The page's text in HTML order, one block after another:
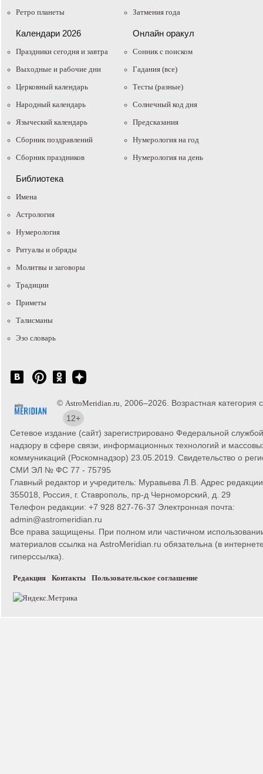
Ретро планеты
Затмения года
Календари 2026
Праздники сегодня и завтра
Выходные и рабочие дни
Церковный календарь
Народный календарь
Языческий календарь
Сборник поздравлений
Сборник праздников
Онлайн оракул
Cонник с поиском
Гадания (все)
Тесты (разные)
Солнечный код дня
Предсказания
Нумерология на год
Нумерология на день
Библиотека
Имена
Астрология
Нумерология
Ритуалы и обряды
Молитвы и заговоры
Традиции
Приметы
Талисманы
Эзо словарь
© AstroMeridian.ru , 2006–2026. Возрастная категория
12+
Сетевое издание (сайт) зарегистрировано Федеральной
надзору в сфере связи, информационных технологий и
коммуникаций (Роскомнадзор) 23.05.2019. Свидетельство о
СМИ ЭЛ № ФС 77 - 75795
Главный редактор и учредитель: Муравьева Л.В. Адрес
355018, Россия, г. Ставрополь, пр-д Черноморский, д. 29
Телефон редакции: +7 928 827-76-37 Электронная почта:
admin@astromeridian.ru
Все права защищены. При полном или частичном
материалов ссылка на AstroMeridian.ru обязательна (в
гиперссылка).
Редакция Контакты Пользовательское соглашение